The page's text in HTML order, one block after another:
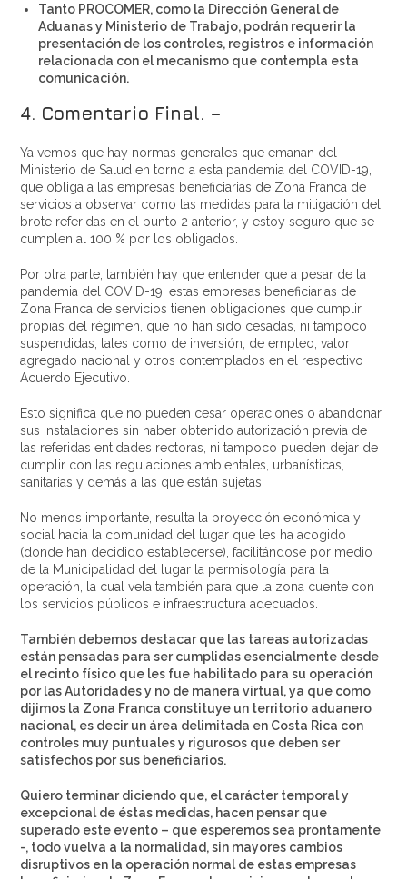
Tanto PROCOMER, como la Dirección General de
Aduanas y Ministerio de Trabajo, podrán requerir la
presentación de los controles, registros e información
relacionada con el mecanismo que contempla esta
comunicación.
4. Comentario Final. –
Ya vemos que hay normas generales que emanan del
Ministerio de Salud en torno a esta pandemia del COVID-19,
que obliga a las empresas beneficiarias de Zona Franca de
servicios a observar como las medidas para la mitigación del
brote referidas en el punto 2 anterior, y estoy seguro que se
cumplen al 100 % por los obligados.
Por otra parte, también hay que entender que a pesar de la
pandemia del COVID-19, estas empresas beneficiarias de
Zona Franca de servicios tienen obligaciones que cumplir
propias del régimen, que no han sido cesadas, ni tampoco
suspendidas, tales como de inversión, de empleo, valor
agregado nacional y otros contemplados en el respectivo
Acuerdo Ejecutivo.
Esto significa que no pueden cesar operaciones o abandonar
sus instalaciones sin haber obtenido autorización previa de
las referidas entidades rectoras, ni tampoco pueden dejar de
cumplir con las regulaciones ambientales, urbanísticas,
sanitarias y demás a las que están sujetas.
No menos importante, resulta la proyección económica y
social hacia la comunidad del lugar que les ha acogido
(donde han decidido establecerse), facilitándose por medio
de la Municipalidad del lugar la permisología para la
operación, la cual vela también para que la zona cuente con
los servicios públicos e infraestructura adecuados.
También debemos destacar que las tareas autorizadas
están pensadas para ser cumplidas esencialmente desde
el recinto físico que les fue habilitado para su operación
por las Autoridades y no de manera virtual, ya que como
dijimos la Zona Franca constituye un territorio aduanero
nacional, es decir un área delimitada en Costa Rica con
controles muy puntuales y rigurosos que deben ser
satisfechos por sus beneficiarios.
Quiero terminar diciendo que, el carácter temporal y
excepcional de éstas medidas, hacen pensar que
superado este evento – que esperemos sea prontamente
-, todo vuelva a la normalidad, sin mayores cambios
disruptivos en la operación normal de estas empresas